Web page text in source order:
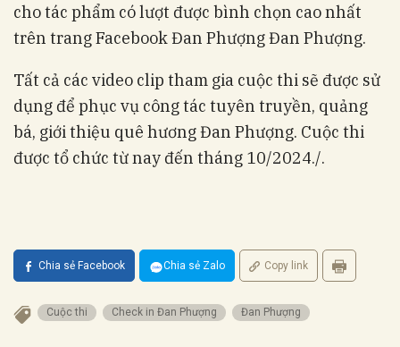
cho tác phẩm có lượt được bình chọn cao nhất
trên trang Facebook Đan Phượng Đan Phượng.
Tất cả các video clip tham gia cuộc thi sẽ được sử
dụng để phục vụ công tác tuyên truyền, quảng
bá, giới thiệu quê hương Đan Phượng. Cuộc thi
được tổ chức từ nay đến tháng 10/2024./.
Chia sẻ Facebook Chia sẻ Zalo Copy link
Cuộc thi Check in Đan Phượng Đan Phượng